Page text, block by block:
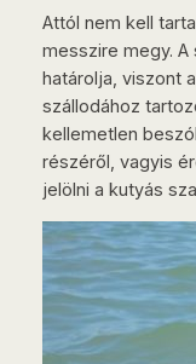
Attól nem kell
messzire megy. A
határolja, viszont
szállodához
kellemetlen
részéről, vagyis
jelölni a kutyás